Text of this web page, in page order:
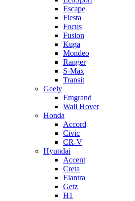
Escape
Fiesta
Focus
Fusion
Kuga
Mondeo
Ranger
S-Max
Transit
Geely
Emgrand
Wall Hover
Honda
Accord
Civic
CR-V
Hyundai
Accent
Creta
Elantra
Getz
H1